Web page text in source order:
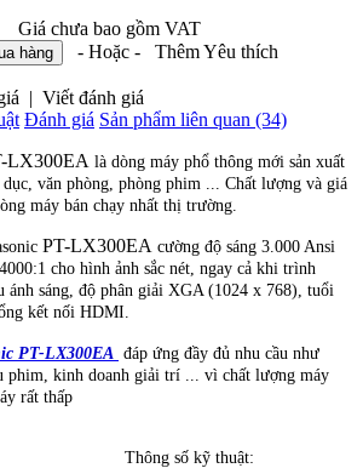
Giá chưa bao gồm VAT
- Hoặc -
Thêm Yêu thích
| Viết đánh giá
Đánh giá Sản phẩm liên quan (34)
LX300EA là dòng máy phổ thông mới sản xuất
dục, văn phòng, phòng phim ... Chất lượng và giá
máy bán chạy nhất thị trường.
PT-LX300EA cường độ sáng 3.000 Ansi
cho hình ảnh sắc nét, ngay cả khi trình
ánh sáng, độ phân giải XGA (1024 x 768), tuổi
kết nối HDMI.
PT-LX300EA đáp ứng đầy đủ nhu cầu như
phim, kinh doanh giải trí ... vì chất lượng máy
rất thấp
Thông số kỹ thuật: